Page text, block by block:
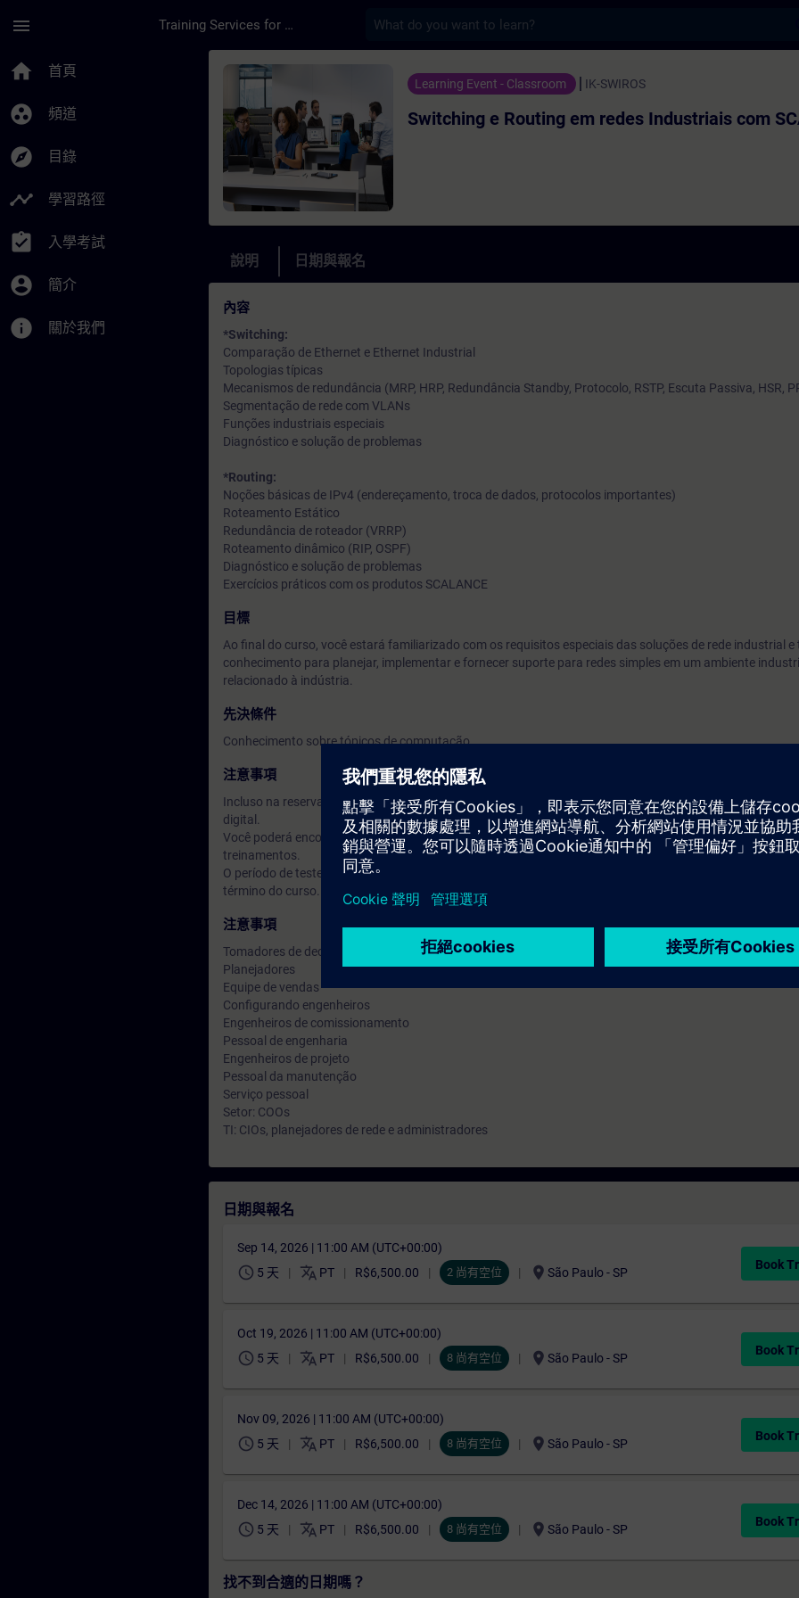
menu Training Services for Digital Industries
home 首頁
group_work 頻道
explore 目錄
timeline 學習路徑
assignment_turned_in 入學考試
account_circle 簡介
info 關於我們
課程 - Switching e Routing em redes Industriais com
Learning Event - Classroom IK-SWIROS
Switching e Routing em redes Industriais com
說明 日期與報名
內容
*Switching:
Comparação de Ethernet e Ethernet Industrial
Topologias típicas
Mecanismos de redundância (MRP, HRP, Redundância Standby, Protocolo, RSTP, Escuta Passiva, HSR,
Segmentação de rede com VLANs
Funções industriais especiais
Diagnóstico e solução de problemas
*Routing:
Noções básicas de IPv4 (endereçamento, troca de dados, protocolos importantes)
Roteamento Estático
Redundância de roteador (VRRP)
Roteamento dinâmico (RIP, OSPF)
Diagnóstico e solução de problemas
Exercícios práticos com os produtos SCALANCE
目標
Ao final do curso, você estará familiarizado com os requisitos especiais das soluções de rede industrial e
conhecimento para planejar, implementar e fornecer suporte para redes simples em um ambiente
relacionado à indústria.
先決條件
Conhecimento sobre tópicos de computação.
注意事項
Incluso na reserva do seu curso, você recebe uma conta de teste gratuito para acessar a Plataforma de
digital.
Você poderá encontrar treinamentos online sobre diversas tecnologias SIEMENS e acesso a mais de 600
treinamentos.
O período de teste inicia 7 dias antes do inicio do treinamento confirmado e termina automaticamente 14
término do curso.
注意事項
Tomadores de decisão
Planejadores
Equipe de vendas
Configurando engenheiros
Engenheiros de comissionamento
Pessoal de engenharia
Engenheiros de projeto
Pessoal da manutenção
Serviço pessoal
Setor: COOs
TI: CIOs, planejadores de rede e administradores
日期與報名
Sep 14, 2026 | 11:00 AM (UTC+00:00)
schedule 5 天 translate PT R$6,500.00 2 尚有空位 location_on São Paulo - SP
Book
Oct 19, 2026 | 11:00 AM (UTC+00:00)
schedule 5 天 translate PT R$6,500.00 8 尚有空位 location_on São Paulo - SP
Book
Nov 09, 2026 | 11:00 AM (UTC+00:00)
schedule 5 天 translate PT R$6,500.00 8 尚有空位 location_on São Paulo - SP
Book
Dec 14, 2026 | 11:00 AM (UTC+00:00)
schedule 5 天 translate PT R$6,500.00 8 尚有空位 location_on São Paulo - SP
Book
找不到合適的日期嗎？